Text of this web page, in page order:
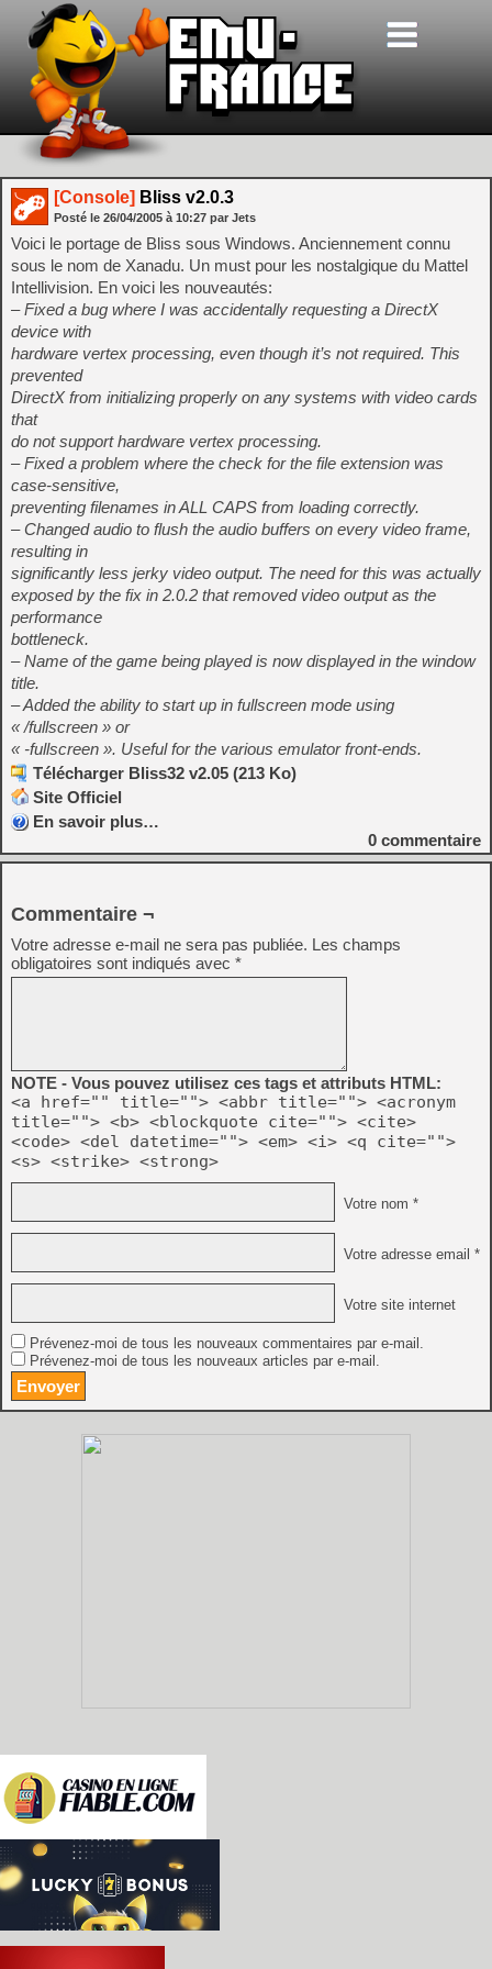
[Console] Bliss v2.0.3
Posté le 26/04/2005 à 10:27 par Jets
Voici le portage de Bliss sous Windows. Anciennement connu
sous le nom de Xanadu. Un must pour les nostalgique du Mattel
Intellivision. En voici les nouveautés:
– Fixed a bug where I was accidentally requesting a DirectX
device with
hardware vertex processing, even though it’s not required. This
prevented
DirectX from initializing properly on any systems with video cards
that
do not support hardware vertex processing.
– Fixed a problem where the check for the file extension was
case-sensitive,
preventing filenames in ALL CAPS from loading correctly.
– Changed audio to flush the audio buffers on every video frame,
resulting in
significantly less jerky video output. The need for this was actually
exposed by the fix in 2.0.2 that removed video output as the
performance
bottleneck.
– Name of the game being played is now displayed in the window
title.
– Added the ability to start up in fullscreen mode using
« /fullscreen » or
« -fullscreen ». Useful for the various emulator front-ends.
Télécharger Bliss32 v2.05 (213 Ko)
Site Officiel
En savoir plus…
0 commentaire
Commentaire ¬
Votre adresse e-mail ne sera pas publiée. Les champs
obligatoires sont indiqués avec *
NOTE - Vous pouvez utilisez ces tags et attributs HTML:
<a href="" title=""> <abbr title=""> <acronym
title=""> <b> <blockquote cite=""> <cite>
<code> <del datetime=""> <em> <i> <q cite="">
<s> <strike> <strong>
Votre nom *
Votre adresse email *
Votre site internet
Prévenez-moi de tous les nouveaux commentaires par e-mail.
Prévenez-moi de tous les nouveaux articles par e-mail.